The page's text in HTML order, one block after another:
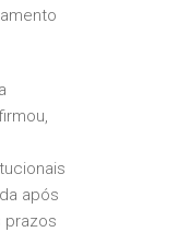
após
prazos